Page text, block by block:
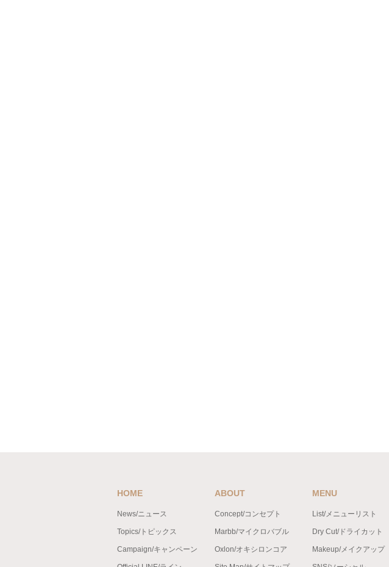
HOME
News/ニュース
Topics/トピックス
Campaign/キャンペーン
ABOUT
Concept/コンセプト
Marbb/マイクロバブル
Oxlon/オキシロンコア
MENU
List/メニューリスト
Dry Cut/ドライカット
Makeup/メイクアップ